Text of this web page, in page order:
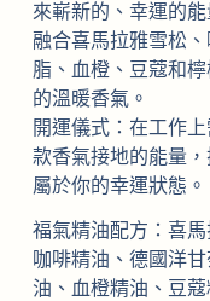
來嶄新的、幸運的能
融合喜馬拉雅雪松
脂、血橙、豆蔻和
的溫暖香氣。
開運儀式：在工作
款香氣接地的能量
屬於你的幸運狀態。
福氣精油配方：喜
咖啡精油、德國洋
油、血橙精油、豆